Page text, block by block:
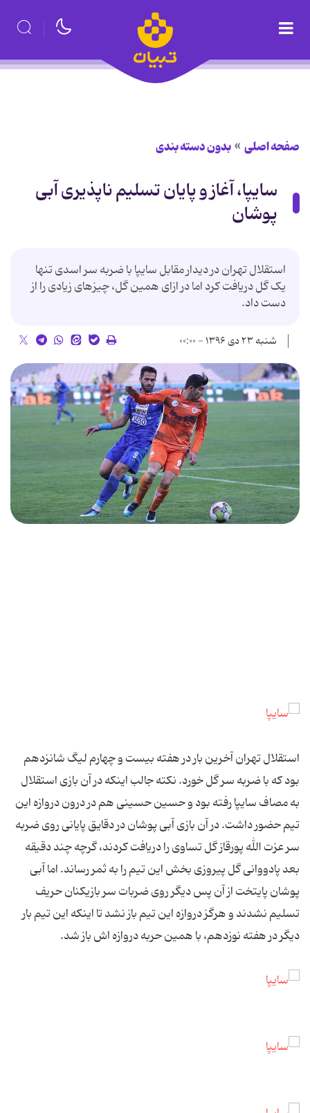
صفحه اصلی بدون دسته بندی
سایپا، آغاز و پایان تسلیم ناپذیری آبی
پوشان
استقلال تهران در دیدار مقابل سایپا با ضربه سر اسدی تنها
یک گل دریافت کرد اما در ازای همین گل، چیزهای زیادی را از
دست داد.
شنبه ۲۳ دی ۱۳۹۶ - ۰۰:۰۰
استقلال تهران آخرین بار در هفته بیست و چهارم لیگ شانزدهم
بود که با ضربه سر گل خورد. نکته جالب اینکه در آن بازی استقلال
به مصاف سایپا رفته بود و حسین حسینی هم در درون دروازه این
تیم حضور داشت. در آن بازی آبی پوشان در دقایق پایانی روی ضربه
سر عزت الله پورقاز گل تساوی را دریافت کردند، گرچه چند دقیقه
بعد پادووانی گل پیروزی بخش این تیم را به ثمر رساند. اما آبی
پوشان پایتخت از آن پس دیگر روی ضربات سر بازیکنان حریف
تسلیم نشدند و هرگز دروازه این تیم باز نشد تا اینکه این تیم بار
دیگر در هفته نوزدهم، با همین حربه دروازه اش باز شد.